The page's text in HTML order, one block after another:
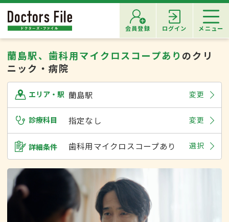
会員登録 ログイン メニュー
蘭島駅、歯科用マイクロスコープあり のクリ
ニック・病院
エリア・駅 蘭島駅 変更
診療科目 指定なし 変更
詳細条件 歯科用マイクロスコープあり 選択